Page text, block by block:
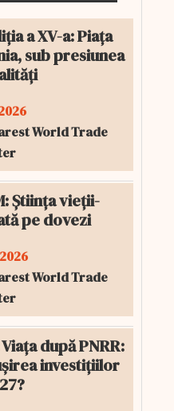
a XV-a: Piața
sub presiunea
World Trade
Știința vieții-
pe dovezi
World Trade
după PNRR:
investițiilor